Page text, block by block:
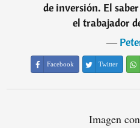
de inversión. El
el trabajador
―
Facebook Twitter
Imagen